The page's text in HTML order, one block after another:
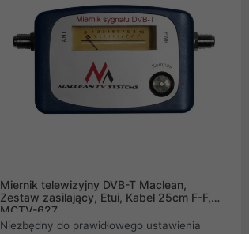
każdej innej sieci.
Miernik telewizyjny DVB-T Maclean,
Zestaw zasilający, Etui, Kabel 25cm F-F,
MCTV-627
Niezbędny do prawidłowego ustawienia